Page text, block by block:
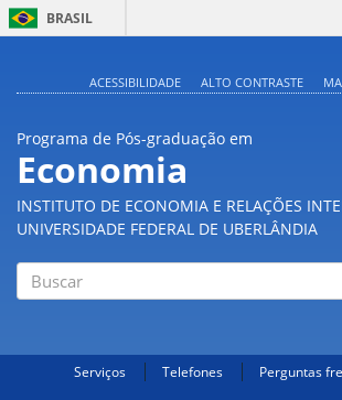
BRASIL
ACESSIBILIDADE
ALTO CONTRASTE
Programa de Pós-graduação em
Economia
INSTITUTO DE ECONOMIA E RELAÇÕES
UNIVERSIDADE FEDERAL DE UBERLÂNDIA
Serviços Telefones Perguntas